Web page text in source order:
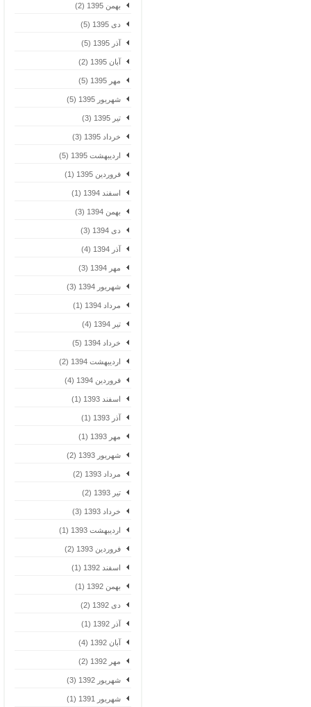
بهمن 1395 (2)
دی 1395 (5)
آذر 1395 (5)
آبان 1395 (2)
مهر 1395 (5)
شهریور 1395 (5)
تیر 1395 (3)
خرداد 1395 (3)
اردیبهشت 1395 (5)
فروردین 1395 (1)
اسفند 1394 (1)
بهمن 1394 (3)
دی 1394 (3)
آذر 1394 (4)
مهر 1394 (3)
شهریور 1394 (3)
مرداد 1394 (1)
تیر 1394 (4)
خرداد 1394 (5)
اردیبهشت 1394 (2)
فروردین 1394 (4)
اسفند 1393 (1)
آذر 1393 (1)
مهر 1393 (1)
شهریور 1393 (2)
مرداد 1393 (2)
تیر 1393 (2)
خرداد 1393 (3)
اردیبهشت 1393 (1)
فروردین 1393 (2)
اسفند 1392 (1)
بهمن 1392 (1)
دی 1392 (2)
آذر 1392 (1)
آبان 1392 (4)
مهر 1392 (2)
شهریور 1392 (3)
شهریور 1391 (1)